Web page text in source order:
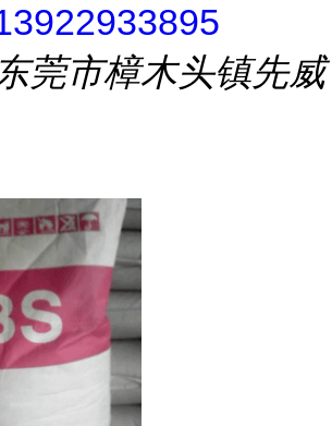
莞市樟木头镇先威